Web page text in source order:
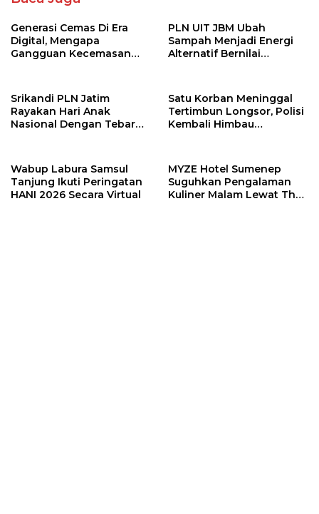
Generasi Cemas Di Era
Digital, Mengapa
Gangguan Kecemasan
PLN UIT JBM Ubah
Sampah Menjadi Energi
Alternatif Bernilai
Srikandi PLN Jatim
Rayakan Hari Anak
Nasional Dengan Tebar
Satu Korban Meninggal
Tertimbun Longsor, Polisi
Kembali Himbau
Wabup Labura Samsul
Tanjung Ikuti Peringatan
HANI 2026 Secara Virtual
MYZE Hotel Sumenep
Suguhkan Pengalaman
Kuliner Malam Lewat The